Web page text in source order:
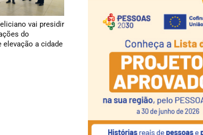
vai presidir
do
elevação a cidade